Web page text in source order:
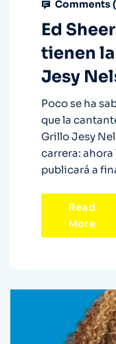
Comments (
Ed
tienen
Jesy
Poco se ha
que la
Grillo Jesy
carrera: ahora
publicará a
Read
More